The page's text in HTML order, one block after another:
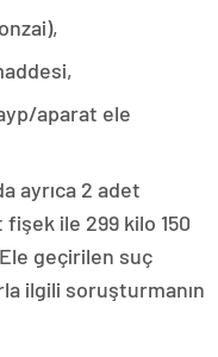
aparat ele
ayrıca 2 adet
ile 299 kilo 150
geçirilen suç
ilgili soruşturmanın